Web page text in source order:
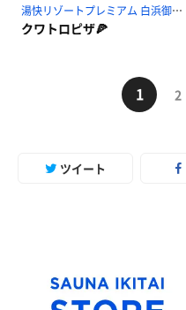
湯快リゾートプレミアム 白浜御苑のサ活
クワトロピザ🍕
1 2
ツイート